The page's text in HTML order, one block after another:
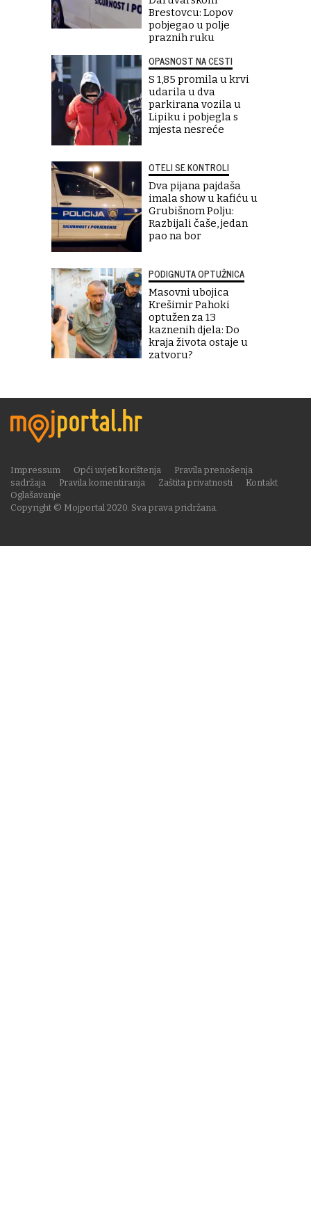
Brestovcu: Lopov
pobjegao u polje
praznih ruku
OPASNOST NA CESTI
S 1,85 promila u krvi
udarila u dva
parkirana vozila u
Lipiku i pobjegla s
mjesta nesreće
OTELI SE KONTROLI
Dva pijana pajdaša
imala show u kafiću u
Grubišnom Polju:
Razbijali čaše, jedan
pao na bor
PODIGNUTA OPTUŽNICA
Masovni ubojica
Krešimir Pahoki
optužen za 13
kaznenih djela: Do
kraja života ostaje u
zatvoru?
Copyright © Mojportal 2020. Sva prava pridržana.
Impressum Opći uvjeti korištenja
Pravila prenošenja
sadržaja
Pravila komentiranja Zaštita privatnosti
Kontakt
Oglašavanje